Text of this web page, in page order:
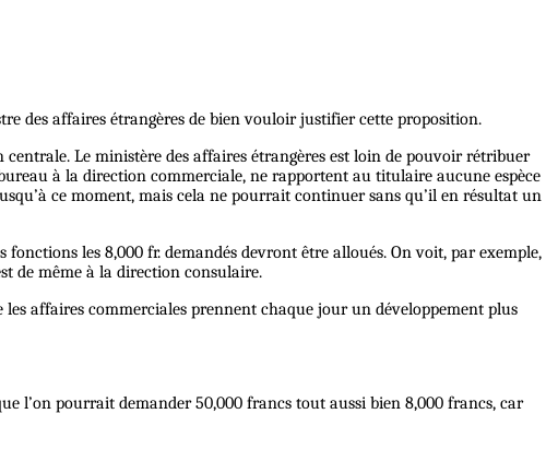
des affaires étrangères de bien vouloir justifier cette proposition.
Le ministère des affaires étrangères est loin de pouvoir rétribuer
à la direction commerciale, ne rapportent au titulaire aucune espèce
ce moment, mais cela ne pourrait continuer sans qu’il en résultat un
les 8,000 fr. demandés devront être alloués. On voit, par exemple,
de même à la direction consulaire.
les affaires commerciales prennent chaque jour un développement plus
l’on pourrait demander 50,000 francs tout aussi bien 8,000 francs, car